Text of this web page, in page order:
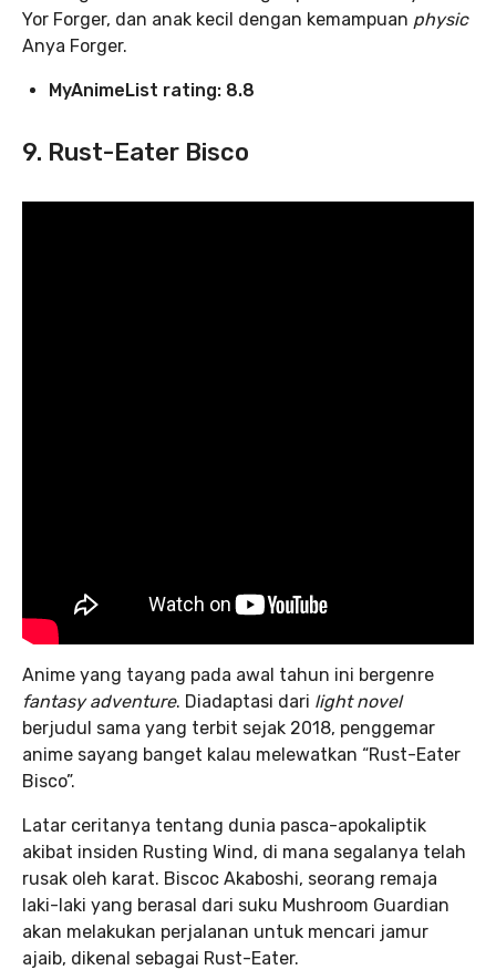
Yor Forger, dan anak kecil dengan kemampuan physic
Anya Forger.
MyAnimeList rating: 8.8
9. Rust-Eater Bisco
Anime yang tayang pada awal tahun ini bergenre
fantasy adventure. Diadaptasi dari light novel
berjudul sama yang terbit sejak 2018, penggemar
anime sayang banget kalau melewatkan “Rust-Eater
Bisco”.
Latar ceritanya tentang dunia pasca-apokaliptik
akibat insiden Rusting Wind, di mana segalanya telah
rusak oleh karat. Biscoc Akaboshi, seorang remaja
laki-laki yang berasal dari suku Mushroom Guardian
akan melakukan perjalanan untuk mencari jamur
ajaib, dikenal sebagai Rust-Eater.